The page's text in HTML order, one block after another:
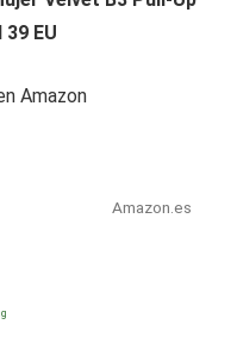
EU
Amazon
Amazon.es